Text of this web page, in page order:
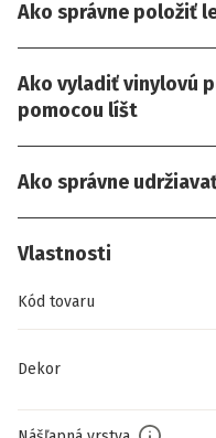
Ako správne položiť
Ako vyladiť vinylovú
pomocou líšt
Ako správne
Vlastnosti
Kód tovaru
Dekor